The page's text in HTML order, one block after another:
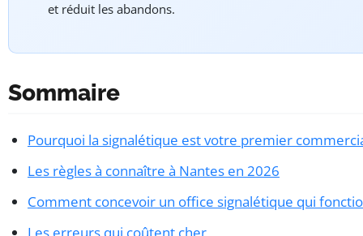
et réduit les abandons.
Sommaire
Pourquoi la signalétique est votre premier
Les règles à connaître à Nantes en 2026
Comment concevoir un office signalétique qui